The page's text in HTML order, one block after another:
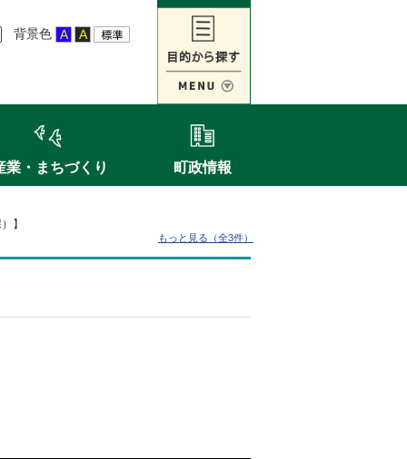
背景色
業・まちづくり 町政情報
】
もっと見る（全3件）